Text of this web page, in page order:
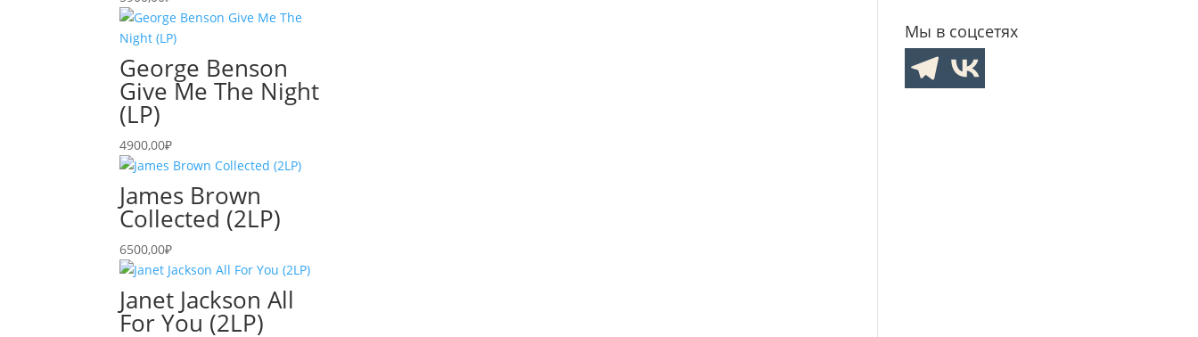
George Benson
Give Me The Night
(LP)
4900,00₽
James Brown
Collected (2LP)
6500,00₽
Janet Jackson All
For You (2LP)
Мы в соцсетях